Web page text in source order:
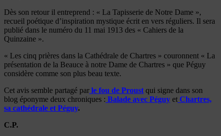
Dès son retour il entreprend : « La Tapisserie de Notre Dame »,
recueil poétique d’inspiration mystique écrit en vers réguliers. Il sera
publié dans le numéro du 11 mai 1913 des « Cahiers de la
Quinzaine ».
« Les cinq prières dans la Cathédrale de Chartres » couronnent « La
présentation de la Beauce à notre Dame de Chartres » que Péguy
considère comme son plus beau texte.
Cet avis semble partagé par le fou de Proust qui signe dans son
blog éponyme deux chroniques : Balade avec Péguy et Chartres,
sa cathédrale et Péguy.
C.P.